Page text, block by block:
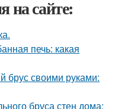
на сайте:
печь: какая
брус своими руками:
бруса стен дома: